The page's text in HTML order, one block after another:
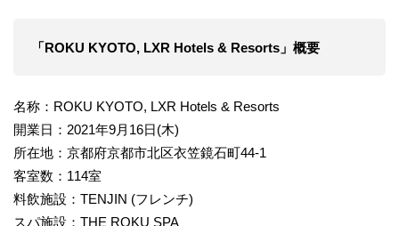
「ROKU KYOTO, LXR Hotels & Resorts」概要
名称：ROKU KYOTO, LXR Hotels & Resorts
開業日：2021年9月16日(木)
所在地：京都府京都市北区衣笠鏡石町44-1
客室数：114室
料飲施設：TENJIN (フレンチ)
スパ施設：THE ROKU SPA